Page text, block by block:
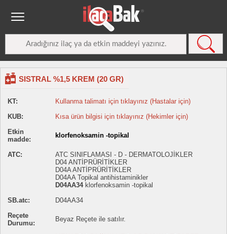
SISTRAL %1,5 KREM (20 GR)
KT:
Kullanma talimatı için tıklayınız (Hastalar için)
KUB:
Kısa ürün bilgisi için tıklayınız (Hekimler için)
Etkin
madde:
klorfenoksamin -topikal
ATC:
ATC SINIFLAMASI - D - DERMATOLOJİKLER
D04 ANTİPRÜRİTİKLER
D04A ANTİPRÜRİTİKLER
D04AA Topikal antihistaminikler
D04AA34klorfenoksamin -topikal
SB.atc:
D04AA34
Reçete
Durumu:
Beyaz Reçete ile satılır.